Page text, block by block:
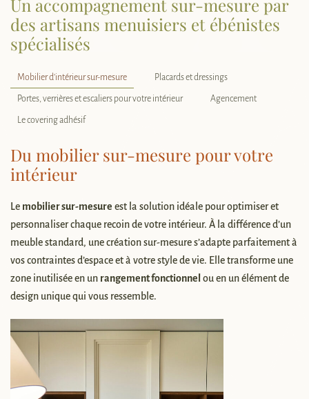
Un accompagnement sur-mesure par
des artisans menuisiers et ébénistes
spécialisés
Mobilier d’intérieur sur-mesure Placards et dressings
Portes, verrières et escaliers pour votre intérieur Agencement
Le covering adhésif
Du mobilier sur-mesure pour votre
intérieur
Le mobilier sur-mesure est la solution idéale pour optimiser et
personnaliser chaque recoin de votre intérieur. À la différence d’un
meuble standard, une création sur-mesure s’adapte parfaitement à
vos contraintes d’espace et à votre style de vie. Elle transforme une
zone inutilisée en un rangement fonctionnel ou en un élément de
design unique qui vous ressemble.